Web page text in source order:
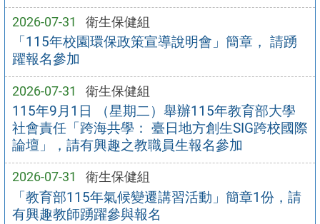
2026-07-31 衛生保健組
「115年校園環保政策宣導說明會」簡章， 請踴
躍報名參加
2026-07-31 衛生保健組
115年9月1日 （星期二）舉辦115年教育部大學
社會責任「跨海共學： 臺日地方創生SIG跨校國際
論壇」，請有興趣之教職員生報名參加
2026-07-31 衛生保健組
「教育部115年氣候變遷講習活動」簡章1份，請
有興趣教師踴躍參與報名